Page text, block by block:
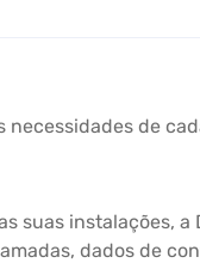
necessidades de
suas instalações, a
dados de